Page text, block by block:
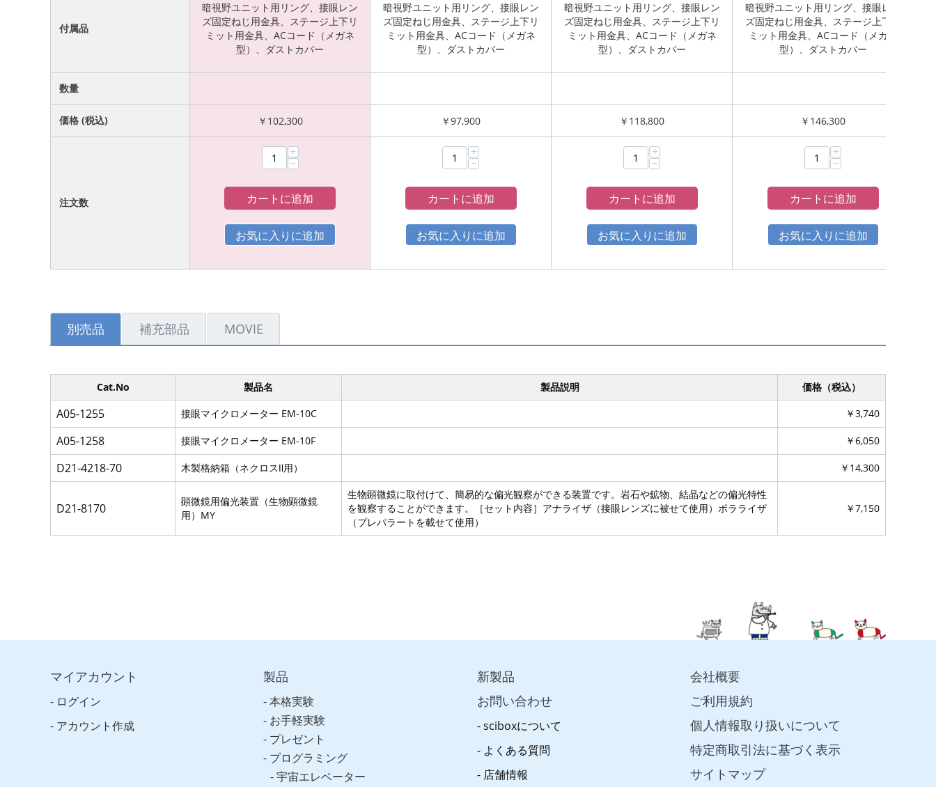
付属品
暗視野ユニット用リング、接眼レン
ズ固定ねじ用金具、ステージ上下リ
ミット用金具、ACコード（メガネ
型）、ダストカバー
暗視野ユニット用リング、接眼レン
ズ固定ねじ用金具、ステージ上下リ
ミット用金具、ACコード（メガネ
型）、ダストカバー
暗視野ユニット用リング、接眼レン
ズ固定ねじ用金具、ステージ上下リ
ミット用金具、ACコード（メガネ
型）、ダストカバー
暗視野ユニット用リング、接眼レン
ズ固定ねじ用金具、ステージ上下リ
ミット用金具、ACコード（メガネ
型）、ダストカバー
数量
価格 (税込) ￥ 102,300 ￥97,900 ￥ 118,800 ￥ 146,300
注文数
+
−
カートに追加
+
−
カートに追加
+
−
カートに追加
+
−
カートに追加
別売品 補充部品 MOVIE
Cat.No 製品名 製品説明 価格（税込）
A05-1255 接眼マイクロメーター EM-10C ￥3,740
A05-1258 接眼マイクロメーター EM-10F ￥6,050
D21-4218-70 木製格納箱（ネクロスⅡ用） ￥14,300
D21-8170
顕微鏡用偏光装置（生物顕微鏡
用）MY
生物顕微鏡に取付けて、簡易的な偏光観察ができる装置です。岩石や鉱物、結晶などの偏光特性
を観察することができます。［セット内容］アナライザ（接眼レンズに被せて使用）ポラライザ
（プレパラートを載せて使用）
￥7,150
マイアカウント
ログイン
アカウント作成
製品
本格実験
お手軽実験
プレゼント
プログラミング
宇宙エレベーター
新製品
お問い合わせ
sciboxについて
よくある質問
店舗情報
会社概要
ご利用規約
個人情報取り扱いについて
特定商取引法に基づく表示
サイトマップ